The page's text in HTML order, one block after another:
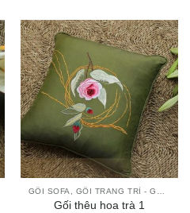
Gối thêu hoa trà 1